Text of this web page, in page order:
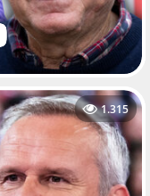
1.315